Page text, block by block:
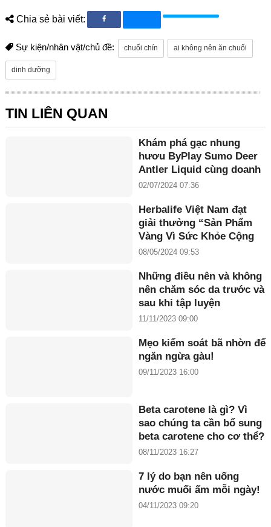
Chia sẻ bài viết:
Sự kiện/nhân vật/chủ đề: chuối chín ai không nên ăn chuối
dinh dưỡng
TIN LIÊN QUAN
Khám phá gạc nhung
hươu ByPlay Sumo Deer
Antler Liquid cùng doanh
nhân Maria Tuyền
02/07/2024 07:36
Herbalife Việt Nam đạt
giải thưởng “Sản Phẩm
Vàng Vì Sức Khỏe Cộng
Đồng năm 2024”
08/05/2024 09:53
Những điều nên và không
nên chăm sóc da trước và
sau khi tập luyện
11/11/2023 09:00
Mẹo kiểm soát bã nhờn để
ngăn ngừa gàu!
09/11/2023 16:00
Beta carotene là gì? Vì
sao chúng ta cần bổ sung
beta carotene cho cơ thể?
08/11/2023 16:27
7 lý do bạn nên uống
nước muối ấm mỗi ngày!
04/11/2023 09:20